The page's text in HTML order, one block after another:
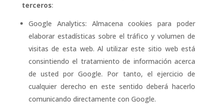
terceros:
Google Analytics: Almacena cookies para poder
elaborar estadísticas sobre el tráfico y volumen de
visitas de esta web. Al utilizar este sitio web está
consintiendo el tratamiento de información acerca
de usted por Google. Por tanto, el ejercicio de
cualquier derecho en este sentido deberá hacerlo
comunicando directamente con Google.